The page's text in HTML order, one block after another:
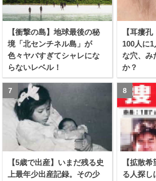
【衝撃の島】地球最後の秘
境「北センチネル島」が
色々ヤバすぎてシャレにな
らないレベル！
【耳瘻
100人に
な穴、み
か？
【5歳で出産】いまだ残る史
上最年少出産記録。その少
【拡散
る人探し